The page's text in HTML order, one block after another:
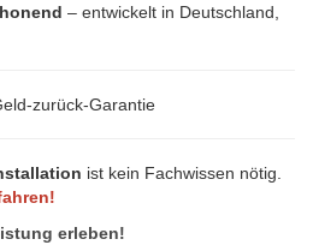
– entwickelt in Deutschland,
zurück-Garantie
ist kein Fachwissen nötig.
erleben!